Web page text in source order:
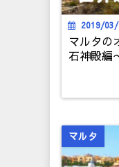
2019/03/
マルタの
石神殿編
マルタ